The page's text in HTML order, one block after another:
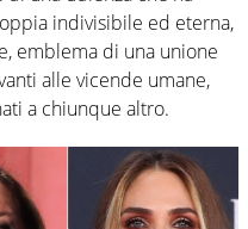
indivisibile ed eterna,
emblema di una unione
alle vicende umane,
a chiunque altro.